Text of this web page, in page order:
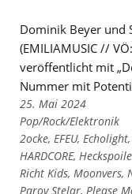
Dominik Beyer und
(EMILIAMUSIC //
veröffentlicht mit
Nummer mit
25. Mai 2024
Links
zu
den
Kategorien
Pop/Rock/Elektronik
Links
zu
den
Tags
2ocke, EFEU, Echolight,
HARDCORE,
Richt Kids, Moonvers,
Parov Stelar, Please